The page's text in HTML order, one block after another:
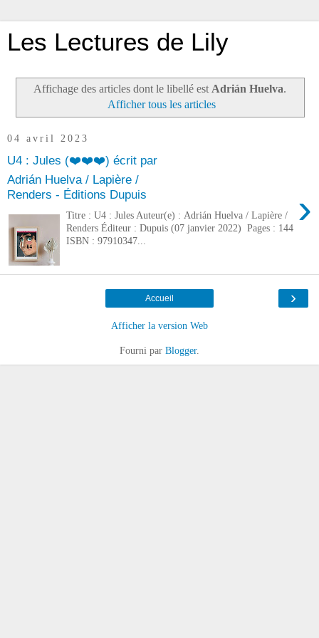
Les Lectures de Lily
Affichage des articles dont le libellé est Adrián Huelva.
Afficher tous les articles
04 avril 2023
U4 : Jules (❤️❤️❤️) écrit par
Adrián Huelva / Lapière /
Renders - Éditions Dupuis
›
Titre : U4 : Jules Auteur(e) : Adrián Huelva / Lapière /
Renders Éditeur : Dupuis (07 janvier 2022) Pages : 144
ISBN : 97910347...
›
Accueil
Afficher la version Web
Fourni par Blogger.